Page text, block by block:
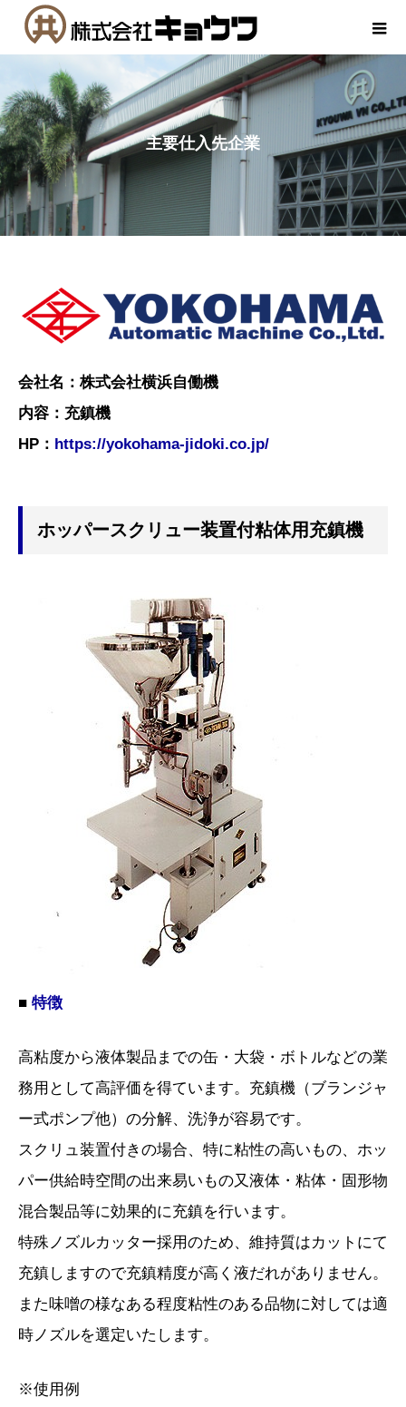
主要仕入先企業
会社名：株式会社横浜自働機
内容：充鎮機
HP： https://yokohama-jidoki.co.jp/
ホッパースクリュー装置付粘体用充鎮機
■ 特徴
高粘度から液体製品までの缶・大袋・ボトルなどの業
務用として高評価を得ています。充鎮機（ブランジャ
ー式ポンプ他）の分解、洗浄が容易です。
スクリュ装置付きの場合、特に粘性の高いもの、ホッ
パー供給時空間の出来易いもの又液体・粘体・固形物
混合製品等に効果的に充鎮を行います。
特殊ノズルカッター採用のため、維持質はカットにて
充鎮しますので充鎮精度が高く液だれがありません。
また味噌の様なある程度粘性のある品物に対しては適
時ノズルを選定いたします。
※使用例